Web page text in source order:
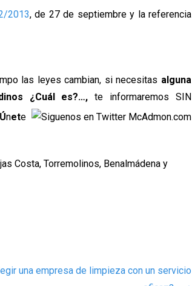
2013, de 27 de septiembre y la referencia
las leyes cambian, si necesitas alguna
¿Cuál es?…,te informaremos SIN
nete
Costa, Torremolinos, Benalmádena y
una empresa de limpieza con un servicio